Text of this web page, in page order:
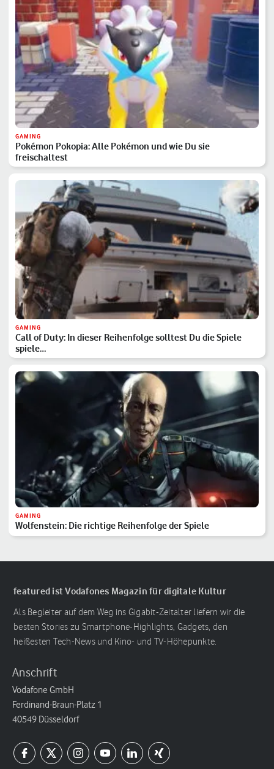
GAMING
Pokémon Pokopia: Alle Pokémon und wie Du sie
freischaltest
GAMING
Call of Duty: In dieser Reihenfolge solltest Du die Spiele
spiele…
GAMING
Wolfenstein: Die richtige Reihenfolge der Spiele
featured ist Vodafones Magazin für digitale Kultur
Als Begleiter auf dem Weg ins Gigabit-Zeitalter liefern wir die
besten Stories zu Smartphone-Highlights, Gadgets, den
heißesten Tech-News und Kino- und TV-Höhepunkte.
Anschrift
Vodafone GmbH
Ferdinand-Braun-Platz 1
40549 Düsseldorf